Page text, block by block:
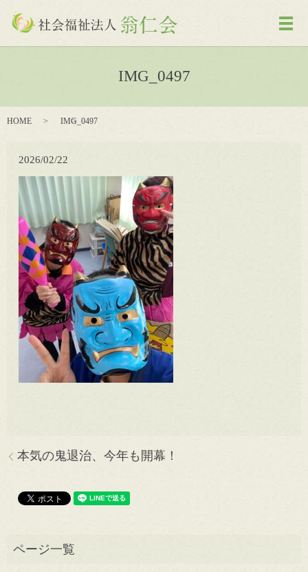
メ
IMG_0497
HOME IMG_0497
2026/02/22
本気の鬼退治、今年も開幕！